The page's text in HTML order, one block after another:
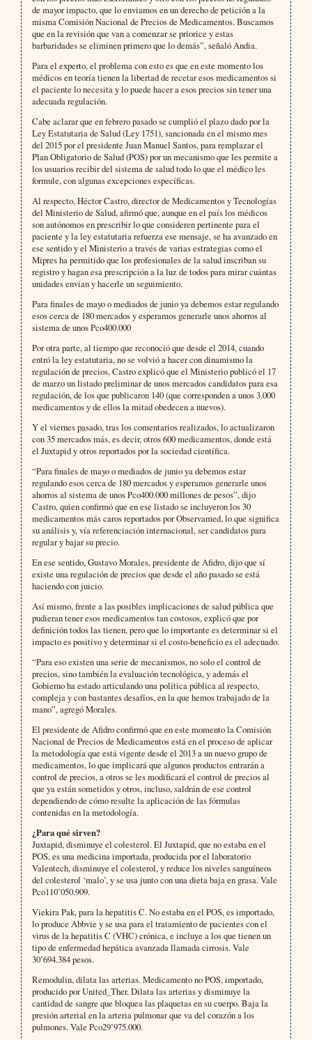
de mayor impacto, que lo enviamos en un derecho de petición a la
misma Comisión Nacional de Precios de Medicamentos. Buscamos
que en la revisión que van a comenzar se priorice y estas
barbaridades se eliminen primero que lo demás”, señaló Andia.
Para el experto, el problema con esto es que en este momento los
médicos en teoría tienen la libertad de recetar esos medicamentos si
el paciente lo necesita y lo puede hacer a esos precios sin tener una
adecuada regulación.
Cabe aclarar que en febrero pasado se cumplió el plazo dado por la
Ley Estatutaria de Salud (Ley 1751), sancionada en el mismo mes
del 2015 por el presidente Juan Manuel Santos, para remplazar el
Plan Obligatorio de Salud (POS) por un mecanismo que les permite a
los usuarios recibir del sistema de salud todo lo que el médico les
formule, con algunas excepciones específicas.
Al respecto, Héctor Castro, director de Medicamentos y Tecnologías
del Ministerio de Salud, afirmó que, aunque en el país los médicos
son autónomos en prescribir lo que consideren pertinente para el
paciente y la ley estatutaria refuerza ese mensaje, se ha avanzado en
ese sentido y el Ministerio a través de varias estrategias como el
Mipres ha permitido que los profesionales de la salud inscriban su
registro y hagan esa prescripción a la luz de todos para mirar cuántas
unidades envían y hacerle un seguimiento.
Para finales de mayo o mediados de junio ya debemos estar regulando
esos cerca de 180 mercados y esperamos generarle unos ahorros al
sistema de unos Pco400.000
Por otra parte, al tiempo que reconoció que desde el 2014, cuando
entró la ley estatutaria, no se volvió a hacer con dinamismo la
regulación de precios, Castro explicó que el Ministerio publicó el 17
de marzo un listado preliminar de unos mercados candidatos para esa
regulación, de los que publicaron 140 (que corresponden a unos 3.000
medicamentos y de ellos la mitad obedecen a nuevos).
Y el viernes pasado, tras los comentarios realizados, lo actualizaron
con 35 mercados más, es decir, otros 600 medicamentos, donde está
el Juxtapid y otros reportados por la sociedad científica.
“Para finales de mayo o mediados de junio ya debemos estar
regulando esos cerca de 180 mercados y esperamos generarle unos
ahorros al sistema de unos Pco400.000 millones de pesos”, dijo
Castro, quien confirmó que en ese listado se incluyeron los 30
medicamentos más caros reportados por Observamed, lo que significa
su análisis y, vía referenciación internacional, ser candidatos para
regular y bajar su precio.
En ese sentido, Gustavo Morales, presidente de Afidro, dijo que sí
existe una regulación de precios que desde el año pasado se está
haciendo con juicio.
Así mismo, frente a las posibles implicaciones de salud pública que
pudieran tener esos medicamentos tan costosos, explicó que por
definición todos las tienen, pero que lo importante es determinar si el
impacto es positivo y determinar si el costo-beneficio es el adecuado.
“Para eso existen una serie de mecanismos, no solo el control de
precios, sino también la evaluación tecnológica, y además el
Gobierno ha estado articulando una política pública al respecto,
compleja y con bastantes desafíos, en la que hemos trabajado de la
mano”, agregó Morales.
El presidente de Afidro confirmó que en este momento la Comisión
Nacional de Precios de Medicamentos está en el proceso de aplicar
la metodología que está vigente desde el 2013 a un nuevo grupo de
medicamentos, lo que implicará que algunos productos entrarán a
control de precios, a otros se les modificará el control de precios al
que ya están sometidos y otros, incluso, saldrán de ese control
dependiendo de cómo resulte la aplicación de las fórmulas
contenidas en la metodología.
¿Para qué sirven?
Juxtapid, disminuye el colesterol. El Juxtapid, que no estaba en el
POS, es una medicina importada, producida por el laboratorio
Valentech, disminuye el colesterol, y reduce los niveles sanguíneos
del colesterol ‘malo’, y se usa junto con una dieta baja en grasa. Vale
Pco110’050.909.
Viekira Pak, para la hepatitis C. No estaba en el POS, es importado,
lo produce Abbvie y se usa para el tratamiento de pacientes con el
virus de la hepatitis C (VHC) crónica, e incluye a los que tienen un
tipo de enfermedad hepática avanzada llamada cirrosis. Vale
30’694.384 pesos.
Remodulin, dilata las arterias. Medicamento no POS, importado,
producido por United_Ther. Dilata las arterias y disminuye la
cantidad de sangre que bloquea las plaquetas en su cuerpo. Baja la
presión arterial en la arteria pulmonar que va del corazón a los
pulmones. Vale Pco29’975.000.